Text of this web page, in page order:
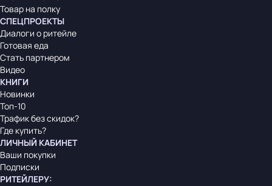
Товар на полку
СПЕЦПРОЕКТЫ
Диалоги о ритейле
Готовая еда
Стать партнером
Видео
КНИГИ
Новинки
Топ-10
Трафик без скидок?
Где купить?
ЛИЧНЫЙ КАБИНЕТ
Ваши покупки
Подписки
РИТЕЙЛЕРУ: